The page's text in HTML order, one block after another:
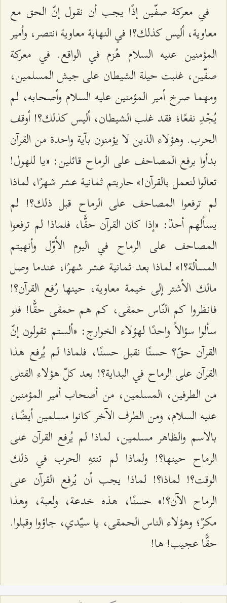
في معركة صفّين إذًا يجب أن نقول إنّ الحق مع
معاوية، أليس كذلك؟! في النهاية معاوية انتصر، وأمير
المؤمنين عليه السلام هُزم في الواقع. في معركة
صفّين، غلبت حيلة الشيطان على جيش المسلمين،
ومهما صرخ أمير المؤمنين عليه السلام وأصحابه، لم
يُجْدِ نفعًا؛ فقد غلب الشيطان، أليس كذلك؟! أوقف
الحرب. وهؤلاء الذين لا يؤمنون بآية واحدة من القرآن
بدأوا برفع المصاحف على الرماح قائلين: «يا للهول!
تعالوا لنعمل بالقرآن!» حاربتم ثمانية عشر شهرًا، لماذا
لم ترفعوا المصاحف على الرماح قبل ذلك؟! لم
يسألهم أحدٌ: «إذا كان القرآن حقًّا، فلماذا لم ترفعوا
المصاحف على الرماح في اليوم الأوّل وأنهيتم
المسألة؟!» لماذا بعد ثمانية عشر شهرًا، عندما وصل
مالك الأشتر إلى خيمة معاوية، حينها رُفع القرآن؟!
فانظروا كم النّاس حمقى، كم هم حمقى حقًّا! فلو
سألوا سؤالاً واحدًا لهؤلاء الخوارج: «ألستم تقولون إنّ
القرآن حقّ؟ حسنًا نقبل حسنًا، فلماذا لم يُرفع هذا
القرآن على الرماح في البداية؟! بعد كلّ هؤلاء القتلى
من الطرفين، المسلمين، من أصحاب أمير المؤمنين
عليه السلام، ومن الطرف الآخر كانوا مسلمين أيضًا،
بالاسم والظاهر مسلمين، لماذا لم يُرفع القرآن على
الرماح حينها؟! ولماذا لم تنتهِ الحرب في ذلك
الوقت؟! لماذا؟! لماذا يجب أن يُرفع القرآن على
الرماح الآن؟!» حسنًا، هذه خدعة، ولعبة، وهذا
مكرٌ؛ وهؤلاء الناس الحمقى، يا سيّدي، جاؤوا وقبلوا.
حقًّا عجيب! ها!